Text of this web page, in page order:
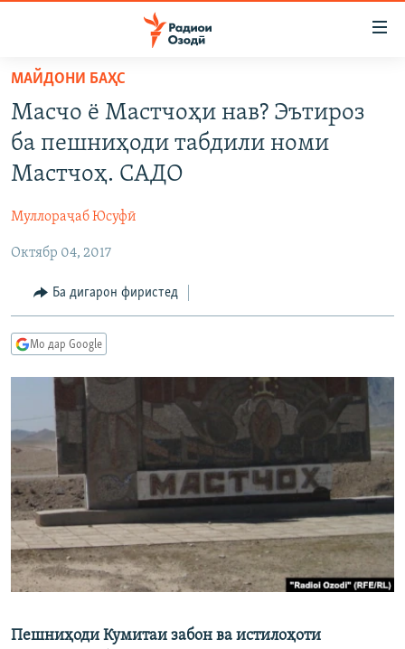
Ҷаҳиш
мояи
аслӣ
Ҷаҳиш
ба
феҳристи
аслӣ
Ҷаҳиш
ҷустор
ҚАЗИЯИ "КРОКУС"
ОСИЁИ МАРКАЗӢ
ФАРҲАНГ
ВАРЗИШ
ГАПИ ОЗОД
РӮЗГОРИ МУҲОҶИР
ТАҲҚИҚОТ
ҶАНГ ДАР УКРАИНА
НАЗАРИ МАРДУМ
ОЗОДӢ ОНЛАЙН
ВИДЕО
НИГОРИСТОН
ГУЗОРИШҲОИ РАДИОӢ
РӮЙХАТҲО
КИТОБҲОИ ОЗОДӢ
Русский
ПАЙГИРӢ КУНЕД
МАЙДОНИ БАҲС
Масчо ё Мастчоҳи нав? Эътироз
ба пешниҳоди табдили номи
Мастчоҳ. САДО
Муллораҷаб Юсуфӣ
Октябр 04, 2017
Ба дигарон фиристед
Мо дар Google
Пешниҳоди Кумитаи забон ва истилоҳоти